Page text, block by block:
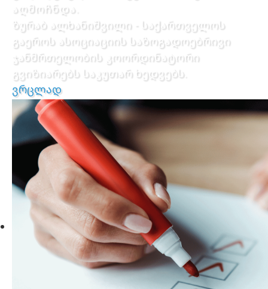
აღმოჩნდა.
ზურაბ ალხანიშვილი - საქართველოს
გაეროს ასოციაციის საზოგადოებრივი
ჯანმრთელობის კოორდინატორი
გვიზიარებს საკუთარ ხედვებს.
ვრცლად